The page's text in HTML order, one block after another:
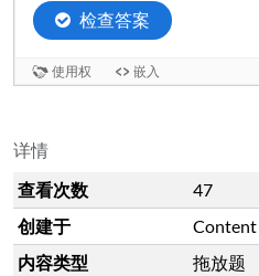
详情
查看次数
47
创建于
内容类型
拖放题